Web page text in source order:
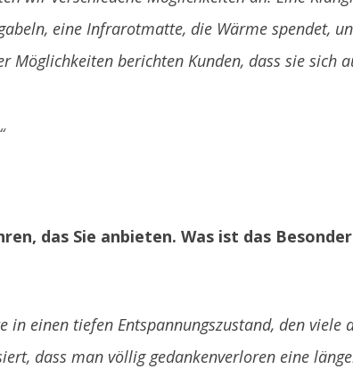
eine Infrarotmatte, die Wärme spendet,
berichten Kunden, dass sie sich
das Sie anbieten. Was ist das
in einen tiefen Entspannungszustand, den viele
dass man völlig gedankenverloren eine